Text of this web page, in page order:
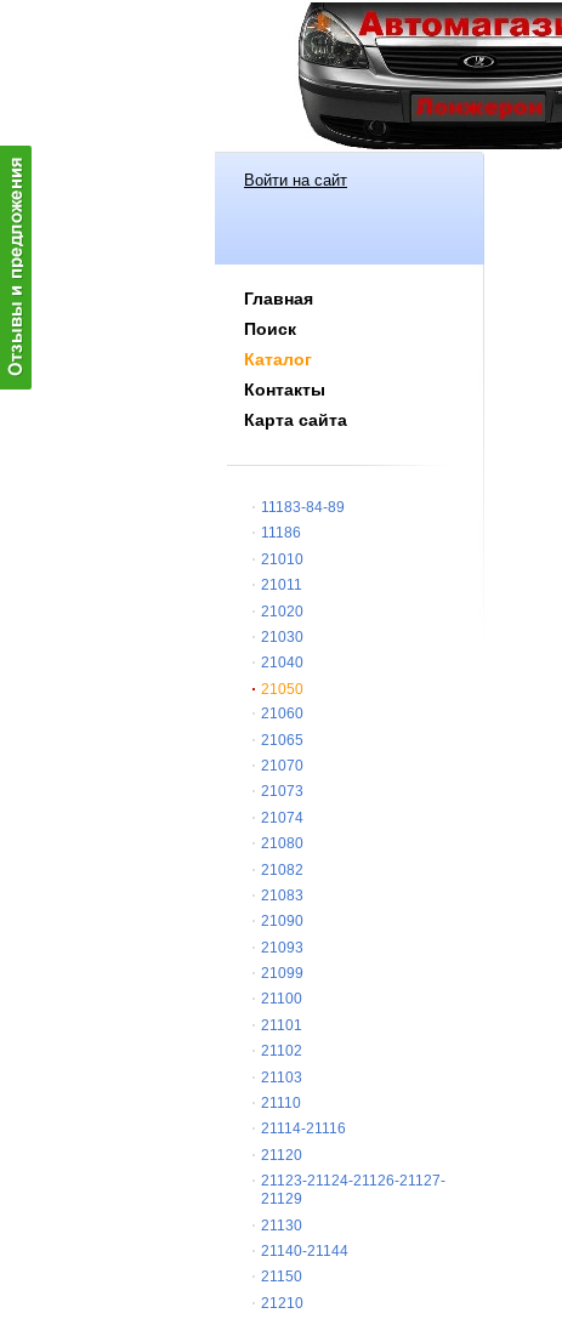
Войти на сайт
Главная
Поиск
Каталог
Контакты
Карта сайта
11183-84-89
11186
21010
21011
21020
21030
21040
21050
21060
21065
21070
21073
21074
21080
21082
21083
21090
21093
21099
21100
21101
21102
21103
21110
21114-21116
21120
21123-21124-21126-21127-
21129
21130
21140-21144
21150
21210